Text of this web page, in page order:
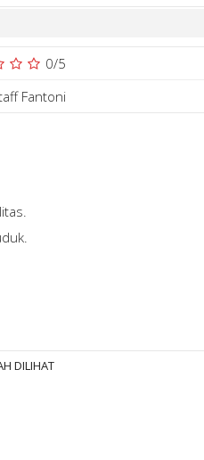
0/5
Fantoni
DILIHAT